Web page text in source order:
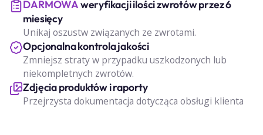
DARMOWAweryfikacji ilości zwrotów przez 6
miesięcy
Unikaj oszustw związanych ze zwrotami.
Opcjonalna kontrola jakości
Zmniejsz straty w przypadku uszkodzonych lub
niekompletnych zwrotów.
Zdjęcia produktów i raporty
Przejrzysta dokumentacja dotycząca obsługi klienta